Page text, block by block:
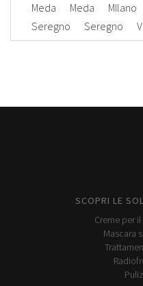
Meda
Meda MIlano
Seregno
Seregno
SCOPRI LE
Creme per
Mascara